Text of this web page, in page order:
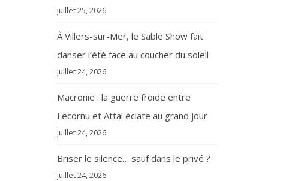
juillet 25, 2026
À Villers-sur-Mer, le Sable Show fait
danser l’été face au coucher du soleil
juillet 24, 2026
Macronie : la guerre froide entre
Lecornu et Attal éclate au grand jour
juillet 24, 2026
Briser le silence… sauf dans le privé ?
juillet 24, 2026